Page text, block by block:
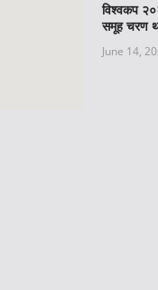
विश्वकप
समूह चरण
June 14,